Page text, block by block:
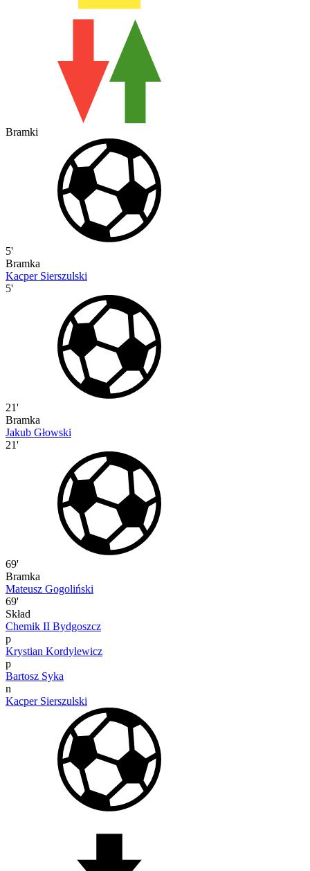
Bramki
5'
Bramka
Kacper Sierszulski
5'
21'
Bramka
Jakub Głowski
21'
69'
Bramka
Mateusz Gogoliński
69'
Skład
Chemik II Bydgoszcz
p
Krystian Kordylewicz
p
Bartosz Syka
n
Kacper Sierszulski